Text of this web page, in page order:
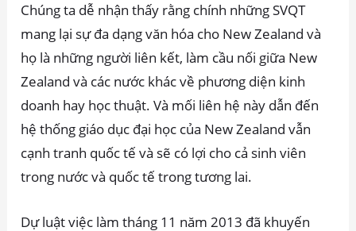
Chúng ta dễ nhận thấy rằng chính những SVQT
mang lại sự đa dạng văn hóa cho New Zealand và
họ là những người liên kết, làm cầu nối giữa New
Zealand và các nước khác về phương diện kinh
doanh hay học thuật. Và mối liên hệ này dẫn đến
hệ thống giáo dục đại học của New Zealand vẫn
cạnh tranh quốc tế và sẽ có lợi cho cả sinh viên
trong nước và quốc tế trong tương lai.
Dự luật việc làm tháng 11 năm 2013 đã khuyến